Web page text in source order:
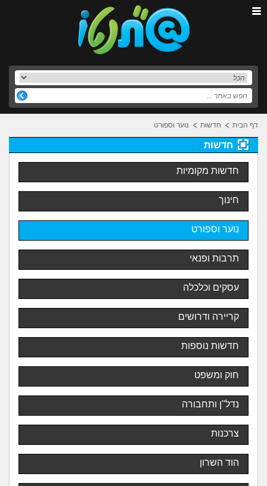
דף הבית חדשות נוער וספורט
חדשות
חדשות מקומיות
חינוך
נוער וספורט
תרבות ופנאי
עסקים וכלכלה
קריירה ודרושים
חדשות נוספות
חוק ומשפט
נדל"ן ותחבורה
צרכנות
הוד השרון